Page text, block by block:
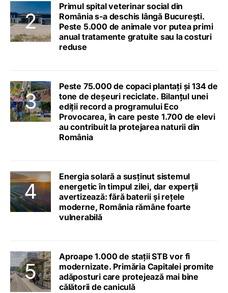
Primul spital veterinar social din
România s-a deschis lângă București.
Peste 5.000 de animale vor putea primi
anual tratamente gratuite sau la costuri
reduse
Peste 75.000 de copaci plantați și 134 de
tone de deșeuri reciclate. Bilanțul unei
ediții record a programului Eco
Provocarea, în care peste 1.700 de elevi
au contribuit la protejarea naturii din
România
Energia solară a susținut sistemul
energetic în timpul zilei, dar experții
avertizează: fără baterii și rețele
moderne, România rămâne foarte
vulnerabilă
Aproape 1.000 de stații STB vor fi
modernizate. Primăria Capitalei promite
adăposturi care protejează mai bine
călătorii de caniculă